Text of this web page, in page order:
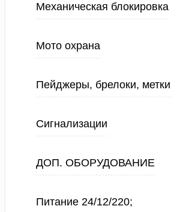
Механическая блокировка
Мото охрана
Пейджеры, брелоки, метки
Сигнализации
ДОП. ОБОРУДОВАНИЕ
Питание 24/12/220;